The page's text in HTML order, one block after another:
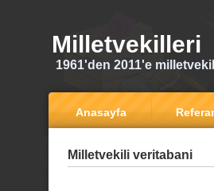
Milletvekilleri
1961'den 2011'e
Anasayfa
Milletvekili veritabani